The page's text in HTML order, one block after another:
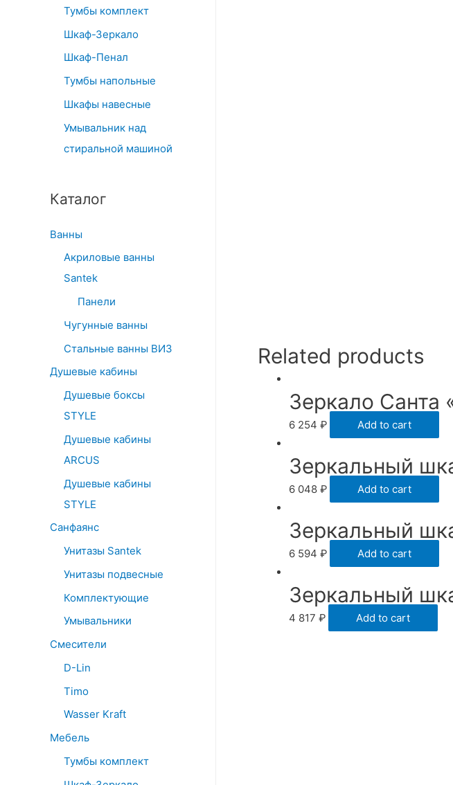
Тумбы комплект
Шкаф-Зеркало
Шкаф-Пенал
Тумбы напольные
Шкафы навесные
Умывальник над
стиральной машиной
Каталог
Ванны
Акриловые ванны
Santek
Панели
Чугунные ванны
Стальные ванны ВИЗ
Душевые кабины
Душевые боксы
STYLE
Душевые кабины
ARCUS
Душевые кабины
STYLE
Санфаянс
Унитазы Santek
Унитазы подвесные
Комплектующие
Умывальники
Смесители
D-Lin
Timo
Wasser Kraft
Мебель
Тумбы комплект
Related products
Зеркало Санта
6 254 ₽ Add to cart
Зеркальный
6 048 ₽ Add to cart
Зеркальный
6 594 ₽ Add to cart
Зеркальный
4 817 ₽ Add to cart